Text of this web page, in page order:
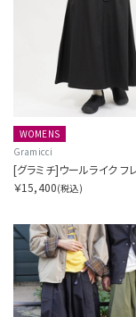
WOMENS
Gramicci
[グラミチ]ウールライク フ
￥15,400(税込)